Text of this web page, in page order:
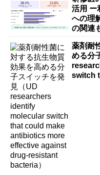
活用 ー
への理
の関連
薬剤耐
める分
switch